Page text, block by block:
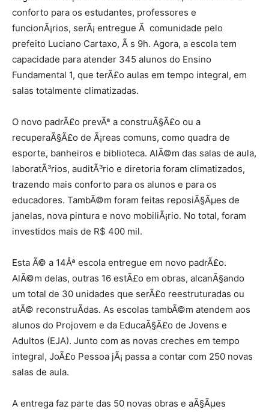
conforto para os estudantes, professores e
funcionÃ¡rios, serÃ¡ entregue Ã comunidade pelo
prefeito Luciano Cartaxo, Ã s 9h. Agora, a escola tem
capacidade para atender 345 alunos do Ensino
Fundamental 1, que terÃ£o aulas em tempo integral, em
salas totalmente climatizadas.
O novo padrÃ£o prevÃª a construÃ§Ã£o ou a
recuperaÃ§Ã£o de Ã¡reas comuns, como quadra de
esporte, banheiros e biblioteca. AlÃ©m das salas de aula,
laboratÃ³rios, auditÃ³rio e diretoria foram climatizados,
trazendo mais conforto para os alunos e para os
educadores. TambÃ©m foram feitas reposiÃ§Ãµes de
janelas, nova pintura e novo mobiliÃ¡rio. No total, foram
investidos mais de R$ 400 mil.
Esta Ã© a 14Âª escola entregue em novo padrÃ£o.
AlÃ©m delas, outras 16 estÃ£o em obras, alcanÃ§ando
um total de 30 unidades que serÃ£o reestruturadas ou
atÃ© reconstruÃ­das. As escolas tambÃ©m atendem aos
alunos do Projovem e da EducaÃ§Ã£o de Jovens e
Adultos (EJA). Junto com as novas creches em tempo
integral, JoÃ£o Pessoa jÃ¡ passa a contar com 250 novas
salas de aula.
A entrega faz parte das 50 novas obras e aÃ§Ãµes